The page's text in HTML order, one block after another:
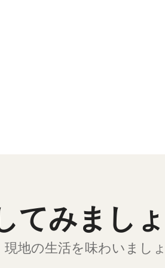
てみまし
地の生活を味わいましょ